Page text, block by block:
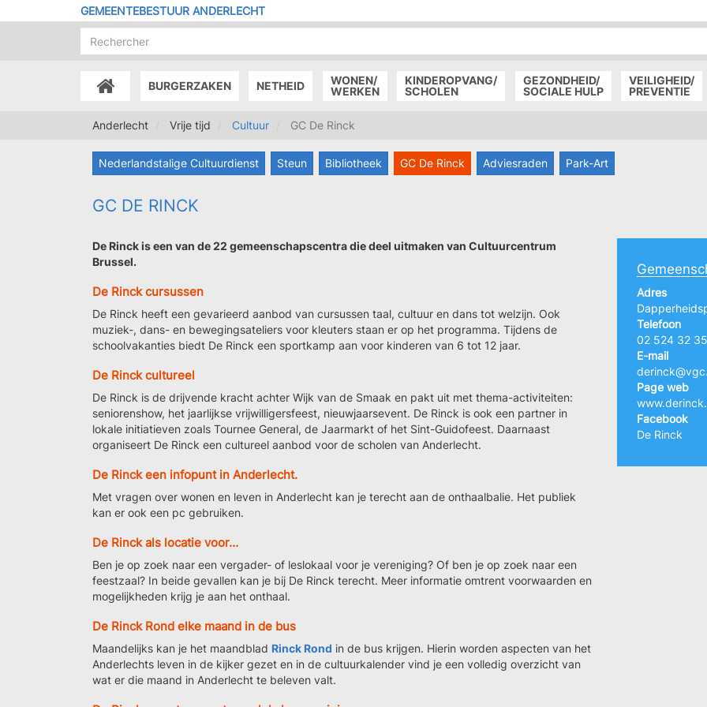
en
GEMEENTEBESTUUR ANDERLECHT
ACCUEILBURGERZAKEN NETHEID
WONEN/
WERKEN
KINDEROPVANG/
SCHOLEN
GEZONDHEID/
SOCIALE HULP
VEILIGHEID/
PREVENTIE
Anderlecht Vrije tijd Cultuur GC De Rinck
Nederlandstalige Cultuurdienst Steun Bibliotheek GC De Rinck Adviesraden Park-Art
GC DE RINCK
Adres
Telefoon
02 524 32 35
E-mail
Page web
Facebook
De Rinck
De Rinck is een van de 22 gemeenschapscentra die deel uitmaken van Cultuurcentrum
Brussel.
De Rinck cursussen
De Rinck heeft een gevarieerd aanbod van cursussen taal, cultuur en dans tot welzijn. Ook
muziek-, dans- en bewegingsateliers voor kleuters staan er op het programma. Tijdens de
schoolvakanties biedt De Rinck een sportkamp aan voor kinderen van 6 tot 12 jaar.
De Rinck cultureel
De Rinck is de drijvende kracht achter Wijk van de Smaak en pakt uit met thema-activiteiten:
seniorenshow, het jaarlijkse vrijwilligersfeest, nieuwjaarsevent. De Rinck is ook een partner in
lokale initiatieven zoals Tournee General, de Jaarmarkt of het Sint-Guidofeest. Daarnaast
organiseert De Rinck een cultureel aanbod voor de scholen van Anderlecht.
De Rinck een infopunt in Anderlecht.
Met vragen over wonen en leven in Anderlecht kan je terecht aan de onthaalbalie. Het publiek
kan er ook een pc gebruiken.
De Rinck als locatie voor…
Ben je op zoek naar een vergader- of leslokaal voor je vereniging? Of ben je op zoek naar een
feestzaal? In beide gevallen kan je bij De Rinck terecht. Meer informatie omtrent voorwaarden en
mogelijkheden krijg je aan het onthaal.
De Rinck Rond elke maand in de bus
Maandelijks kan je het maandblad Rinck Rond in de bus krijgen. Hierin worden aspecten van het
Anderlechts leven in de kijker gezet en in de cultuurkalender vind je een volledig overzicht van
wat er die maand in Anderlecht te beleven valt.